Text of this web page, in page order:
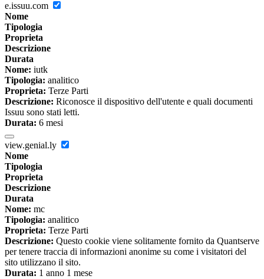
e.issuu.com
Nome
Tipologia
Proprieta
Descrizione
Durata
Nome: iutk
Tipologia: analitico
Proprieta: Terze Parti
Descrizione: Riconosce il dispositivo dell'utente e quali documenti
Issuu sono stati letti.
Durata: 6 mesi
view.genial.ly
Nome
Tipologia
Proprieta
Descrizione
Durata
Nome: mc
Tipologia: analitico
Proprieta: Terze Parti
Descrizione: Questo cookie viene solitamente fornito da Quantserve
per tenere traccia di informazioni anonime su come i visitatori del
sito utilizzano il sito.
Durata: 1 anno 1 mese